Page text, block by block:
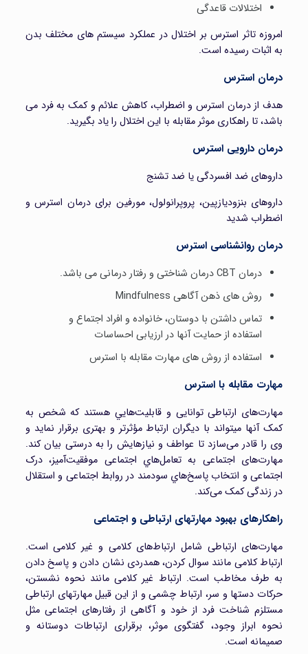
اختلالات قاعدگی
امروزه تاثر استرس بر اختلال در عملکرد سیستم های مختلف بدن
به اثبات رسیده است.
درمان استرس
هدف از درمان استرس و اضطراب، کاهش علائم و کمک به فرد می
باشد، تا راهکاری موثر مقابله با این اختلال را یاد بگیرید.
درمان دارویی استرس
داروهای ضد افسردگی یا ضد تشنج
داروهای بنزودیازپین، پروپرانولول، مورفین برای درمان استرس و
اضطراب شدید
درمان روانشناسی استرس
درمان CBT درمان شناختی و رفتار درمانی می باشد.
روش های ذهن آگاهی Mindfulness
تماس داشتن با دوستان، خانواده و افراد اجتماع و
استفاده از حمایت آنها در ارزیابی احساسات
استفاده از روش های مهارت مقابله با استرس
مهارت مقابله با استرس
مهارت‌های ارتباطی توانایی و قابلیت‌هايي هستند که شخص به
کمک آنها میتواند با دیگران ارتباط مؤثرتر و بهتری برقرار نماید و
وی را قادر می‌سازد تا عواطف و نیازهایش را به درستی بیان کند.
مهارت‌های اجتماعی به تعامل‌هاي اجتماعی موفقیت‌آمیز، درک
اجتماعی و انتخاب پاسخ‌هاي سودمند در روابط اجتماعی و استقلال
در زندگی کمک می‌کند.
راهکارهای بهبود مهارتهای ارتباطی و اجتماعی
مهارت‌های ارتباطی شامل ارتباط‌های کلامی و غیر کلامی است.
ارتباط کلامی مانند سوال کردن، همدردی نشان دادن و پاسخ دادن
به طرف مخاطب است. ارتباط غیر کلامی مانند نحوه نشستن،
حرکات دستها و سر، ارتباط چشمی و از این قبیل مهارتهای ارتباطی
مستلزم شناخت فرد از خود و آگاهی از رفتارهای اجتماعی مثل
نحوه ابراز وجود، گفتگوی موثر، برقراری ارتباطات دوستانه و
صمیمانه است.